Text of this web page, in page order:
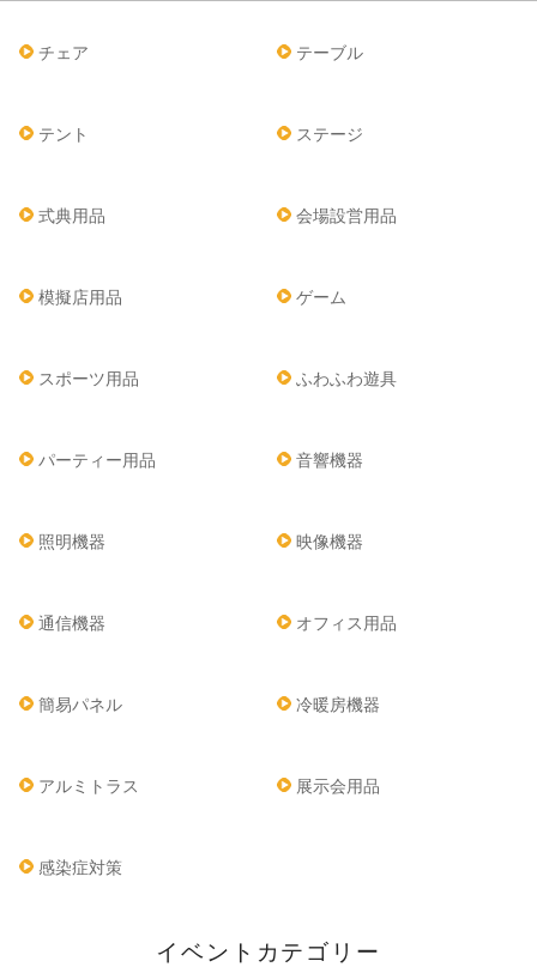
チェア テーブル
テント ステージ
式典用品 会場設営用品
模擬店用品 ゲーム
スポーツ用品 ふわふわ遊具
パーティー用品 音響機器
照明機器 映像機器
通信機器 オフィス用品
簡易パネル 冷暖房機器
アルミトラス 展示会用品
感染症対策
イベントカテゴリー